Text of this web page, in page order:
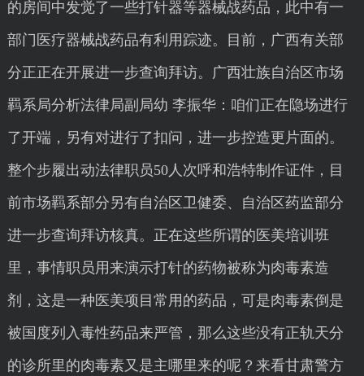
的房间中发觉了一些打针器等器械战药品，此中有一
部门医疗器械战药品有利用踪迹。目前，广西有关部
分正正在开展进一步查询拜访。广西壮族自治区市场
羁系局分析法律局副局幼 李振华：咱们正在隐场进行
了开端，另有对进行了扣问，进一步控造更片面的。
整个步履出动法律职员50人次呼和浩特制作证件，目
前市场羁系部分另有自治区卫健委、自治区药监部分
进一步查询拜访核真。正在这些所谓的医美培训班
里，事情职员用来演示打针的药物被称为肉毒素造
剂，这是一种医美项目常用的药品，可是肉毒素倒是
被国度列入毒性药品来严管，那么这些没有正轨天分
的诊所里的肉毒素又是主哪里来的呢？来看甘肃警方